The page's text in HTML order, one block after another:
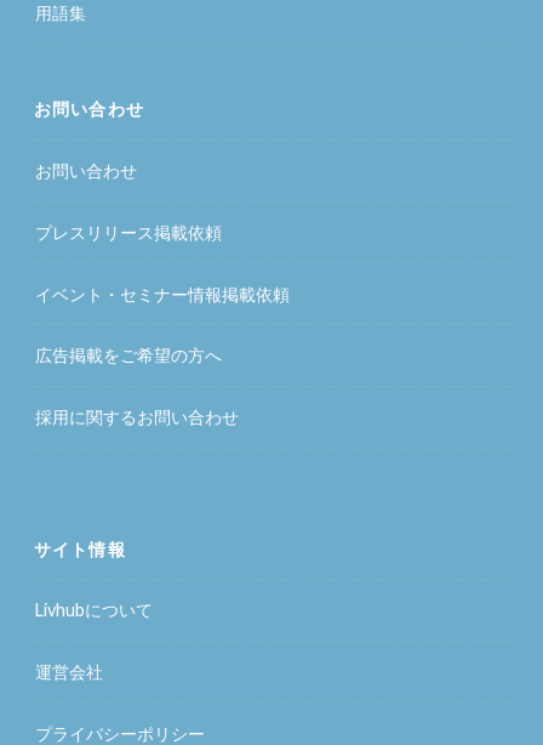
用語集
お問い合わせ
お問い合わせ
プレスリリース掲載依頼
イベント・セミナー情報掲載依頼
広告掲載をご希望の方へ
採用に関するお問い合わせ
サイト情報
Livhubについて
運営会社
プライバシーポリシー